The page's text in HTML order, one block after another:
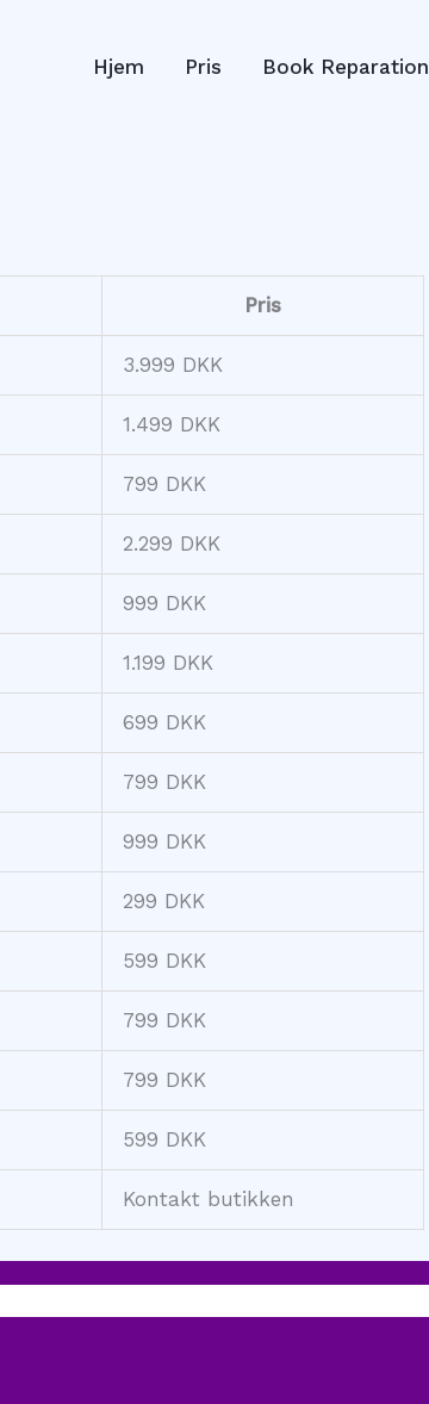
Hjem Pris Book Reparation
Pris
3.999 DKK
1.499 DKK
799 DKK
2.299 DKK
999 DKK
1.199 DKK
699 DKK
799 DKK
999 DKK
299 DKK
599 DKK
799 DKK
799 DKK
599 DKK
Kontakt butikken